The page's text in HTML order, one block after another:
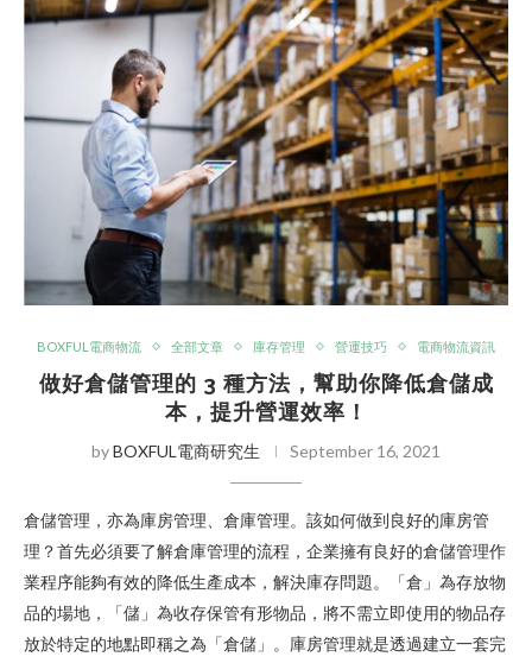
BOXFUL電商物流 全部文章 庫存管理 營運技巧 電商物流資訊
做好倉儲管理的 3 種方法，幫助你降低倉儲成
本，提升營運效率！
byBOXFUL電商研究生 September 16, 2021
倉儲管理，亦為庫房管理、倉庫管理。該如何做到良好的庫房管
理？首先必須要了解倉庫管理的流程，企業擁有良好的倉儲管理作
業程序能夠有效的降低生產成本，解決庫存問題。「倉」為存放物
品的場地，「儲」為收存保管有形物品，將不需立即使用的物品存
放於特定的地點即稱之為「倉儲」。庫房管理就是透過建立一套完